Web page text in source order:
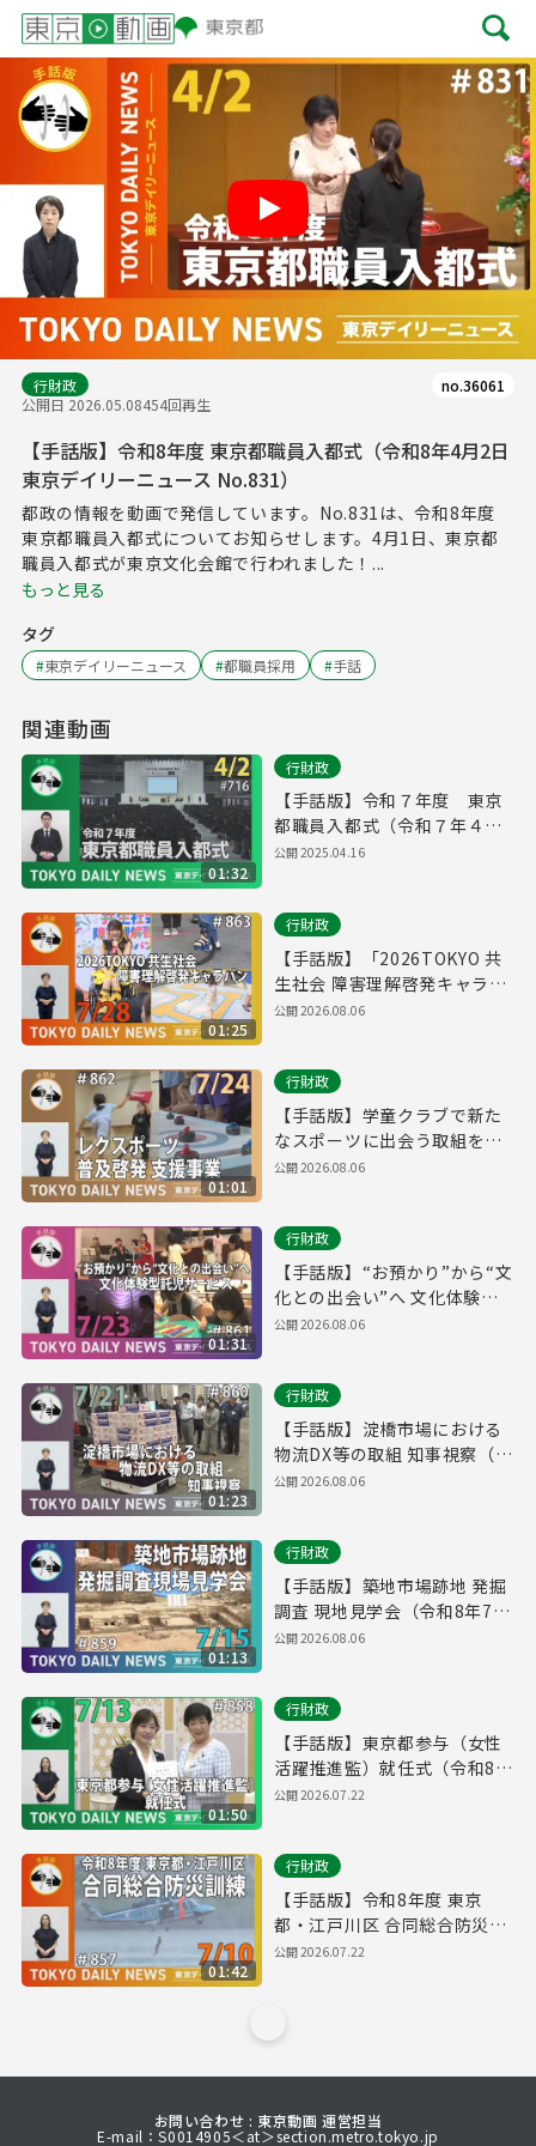
Play
行財政
公開日 2026.05.08454回再生
no.36061
【手話版】令和8年度 東京都職員入都式（令和8年4月2日
東京デイリーニュース No.831）
都政の情報を動画で発信しています。No.831は、令和8年度
東京都職員入都式についてお知らせします。4月1日、東京都
職員入都式が東京文化会館で行われました！...
もっと見る
タグ
#東京デイリーニュース #都職員採用 #手話
関連動画
01:32
行財政
【手話版】令和７年度 東京
都職員入都式（令和７年４月
２日 東京デイリーニュース
公開2025.04.16
01:25
行財政
【手話版】「2026TOKYO 共
生社会 障害理解啓発キャラバ
ン」スタート！（令和8年7月
公開2026.08.06
01:01
行財政
【手話版】学童クラブで新た
なスポーツに出会う取組を開
始！（令和8年7月24日 東京デ
公開2026.08.06
01:31
行財政
【手話版】“お預かり”から“文
化との出会い”へ 文化体験型
託児サービス（令和8年7月23
公開2026.08.06
01:23
行財政
【手話版】淀橋市場における
物流DX等の取組 知事視察（令
和8年7月21日 東京デイリーニ
公開2026.08.06
01:13
行財政
【手話版】築地市場跡地 発掘
調査 現地見学会（令和8年7月
15日 東京デイリーニュース
公開2026.08.06
01:50
行財政
【手話版】東京都参与（女性
活躍推進監）就任式（令和8年
7月14日 東京デイリーニュー
公開2026.07.22
01:42
行財政
【手話版】令和8年度 東京
都・江戸川区 合同総合防災訓
練（令和8年7月9日 東京デイ
公開2026.07.22
お問い合わせ : 東京動画 運営担当
E-mail：S0014905＜at＞section.metro.tokyo.jp